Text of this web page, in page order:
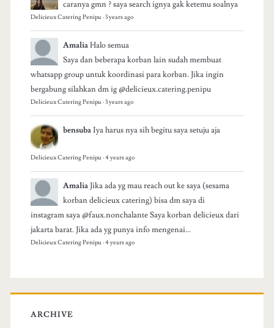
caranya gmn ? saya search ignya gak ketemu soalnya
Delicieux Catering Penipu·3 years ago
Amalia Halo semua
Saya dan beberapa korban lain sudah membuat
whatsapp group untuk koordinasi para korban. Jika ingin
bergabung silahkan dm ig @delicieux.catering.penipu
Delicieux Catering Penipu·3 years ago
bensuba Iya harus nya sih begitu saya setuju aja
Delicieux Catering Penipu·4 years ago
Amalia Jika ada yg mau reach out ke saya (sesama
korban delicieux catering) bisa dm saya di
instagram saya @faux.nonchalante Saya korban delicieux dari
jakarta barat. Jika ada yg punya info mengenai...
Delicieux Catering Penipu·4 years ago
ARCHIVE